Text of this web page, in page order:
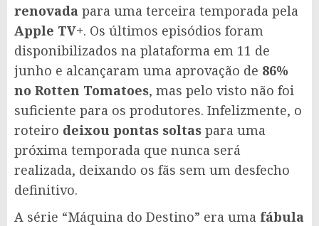
renovada para uma terceira temporada pela
Apple TV+. Os últimos episódios foram
disponibilizados na plataforma em 11 de
junho e alcançaram uma aprovação de 86%
no Rotten Tomatoes, mas pelo visto não foi
suficiente para os produtores. Infelizmente, o
roteiro deixou pontas soltas para uma
próxima temporada que nunca será
realizada, deixando os fãs sem um desfecho
definitivo.
A série “Máquina do Destino” era uma fábula